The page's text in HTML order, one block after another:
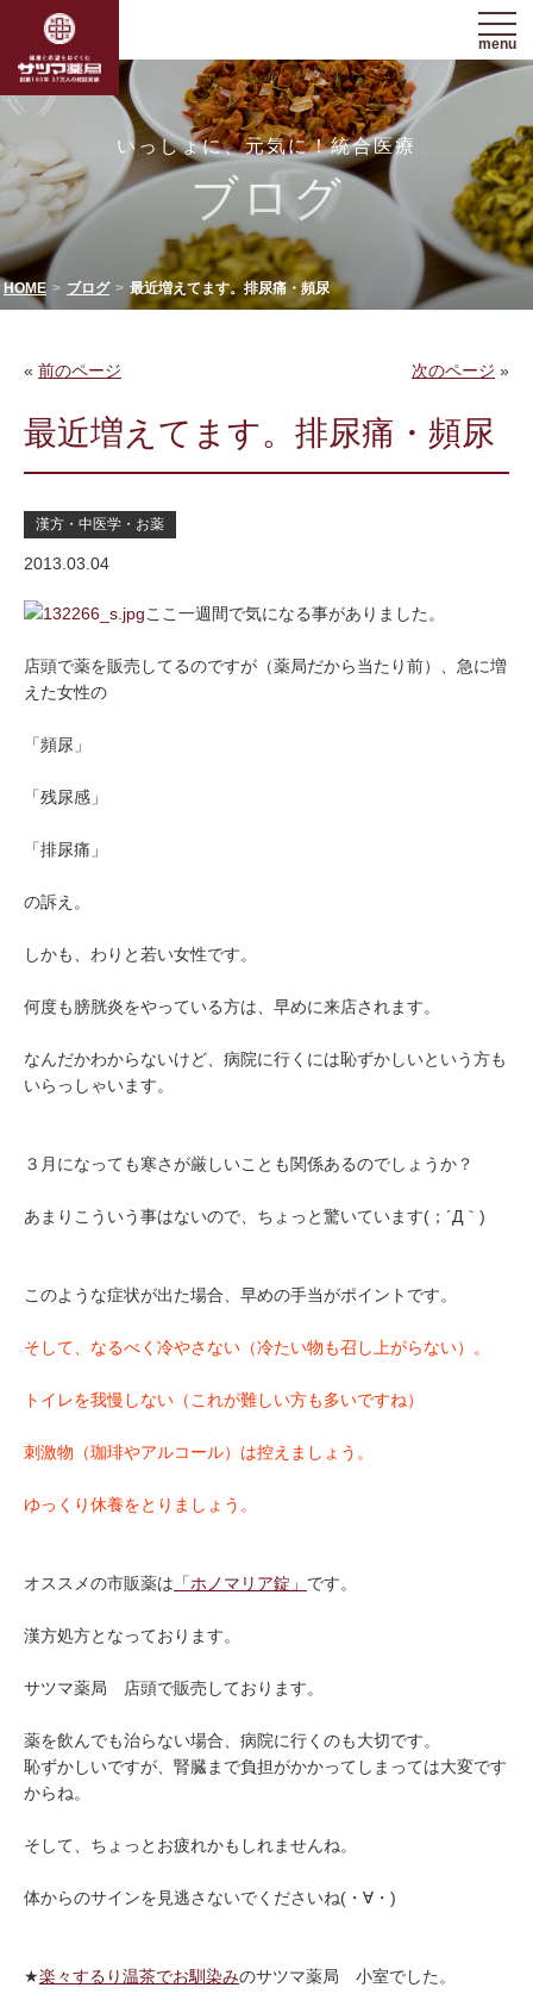
menu
いっしょに、元気に！統合医療
ブログ
HOME ブログ 最近増えてます。排尿痛・頻尿
« 前のページ 次のページ »
最近増えてます。排尿痛・頻尿
漢方・中医学・お薬
2013.03.04
ここ一週間で気になる事がありました。
店頭で薬を販売してるのですが（薬局だから当たり前）、急に増
えた女性の
「頻尿」
「残尿感」
「排尿痛」
の訴え。
しかも、わりと若い女性です。
何度も膀胱炎をやっている方は、早めに来店されます。
なんだかわからないけど、病院に行くには恥ずかしいという方も
いらっしゃいます。
３月になっても寒さが厳しいことも関係あるのでしょうか？
あまりこういう事はないので、ちょっと驚いています(；´Д｀)
このような症状が出た場合、早めの手当がポイントです。
そして、なるべく冷やさない（冷たい物も召し上がらない）。
トイレを我慢しない（これが難しい方も多いですね）
刺激物（珈琲やアルコール）は控えましょう。
ゆっくり休養をとりましょう。
オススメの市販薬は 「ホノマリア錠」 です。
漢方処方となっております。
サツマ薬局 店頭で販売しております。
薬を飲んでも治らない場合、病院に行くのも大切です。
恥ずかしいですが、腎臓まで負担がかかってしまっては大変です
からね。
そして、ちょっとお疲れかもしれませんね。
体からのサインを見逃さないでくださいね(・∀・)
★楽々するり温茶でお馴染みのサツマ薬局 小室でした。